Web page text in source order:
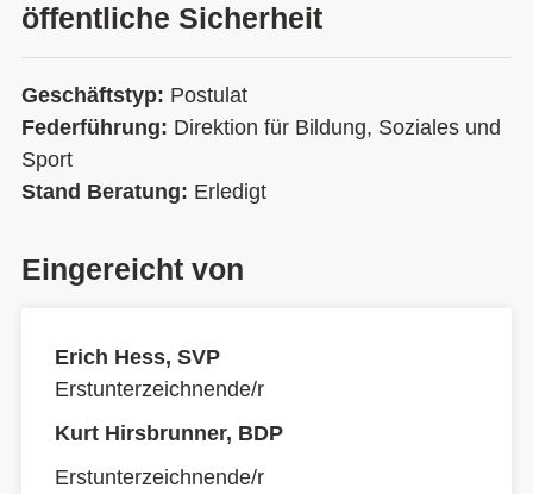
öffentliche Sicherheit
Geschäftstyp: Postulat
Federführung: Direktion für Bildung, Soziales und
Sport
Stand Beratung: Erledigt
Eingereicht von
Erich Hess, SVP
Erstunterzeichnende/r
Kurt Hirsbrunner, BDP
Erstunterzeichnende/r